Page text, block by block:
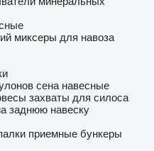
миксеры для навоза
сена навесные
захваты для силоса
заднюю навеску
приемные бункеры